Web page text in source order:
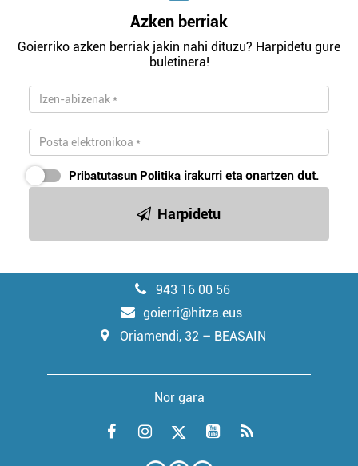
Azken berriak
Goierriko azken berriak jakin nahi dituzu? Harpidetu gure
buletinera!
Pribatutasun Politika irakurri eta onartzen dut.
Harpidetu
943 16 00 56
goierri@hitza.eus
Oriamendi, 32 – BEASAIN
Nor gara